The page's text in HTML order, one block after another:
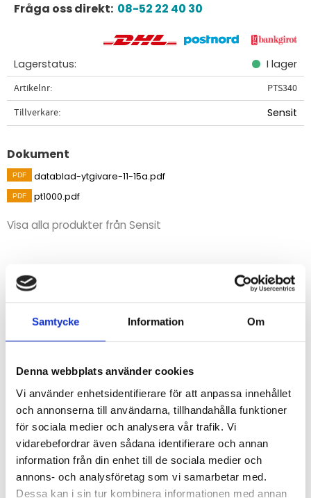
Samtycke Information Om
Denna webbplats använder cookies
Vi använder enhetsidentifierare för att anpassa innehållet
och annonserna till användarna, tillhandahålla funktioner
för sociala medier och analysera vår trafik. Vi
vidarebefordrar även sådana identifierare och annan
information från din enhet till de sociala medier och
annons- och analysföretag som vi samarbetar med.
Dessa kan i sin tur kombinera informationen med annan
Fråga oss direkt: 08-52 22 40 30
Lagerstatus I lager
Artikelnr
PTS340
Tillverkare
Sensit
Dokument
datablad-ytgivare-11-15a.pdf
pt1000.pdf
Visa alla produkter från Sensit
Temperaturgivare för mätning av yttemperatur på rör.
STÄLL EN FRÅGA OM PRODUKTEN
Specifikationer
Omdömen
Du